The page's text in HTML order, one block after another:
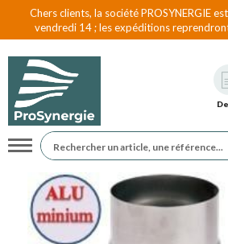
Chers clients, la société PROSYNERGIE
vendredi 14 ; les expéditions
Navigation